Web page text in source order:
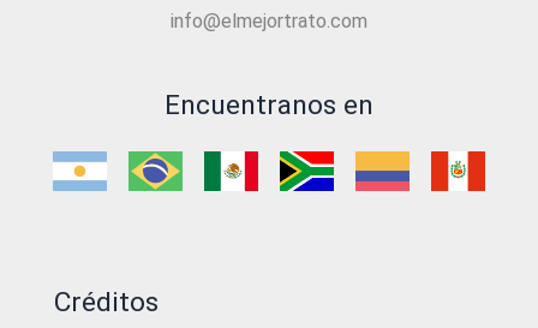
info@elmejortrato.com
Encuentranos en
Créditos